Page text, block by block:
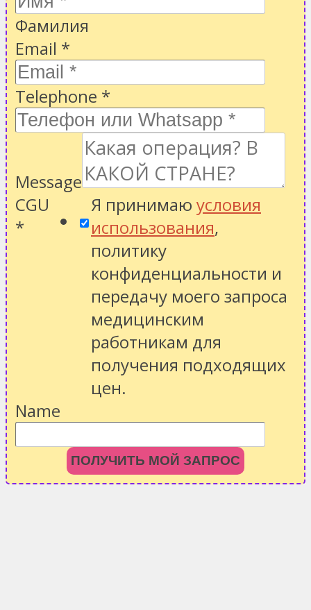
Фамилия
Email *
Telephone *
Message
CGU
*
Я принимаю условия
использования,
политику
конфиденциальности и
передачу моего запроса
медицинским
работникам для
получения подходящих
цен.
Name
ПОЛУЧИТЬ МОЙ ЗАПРОС